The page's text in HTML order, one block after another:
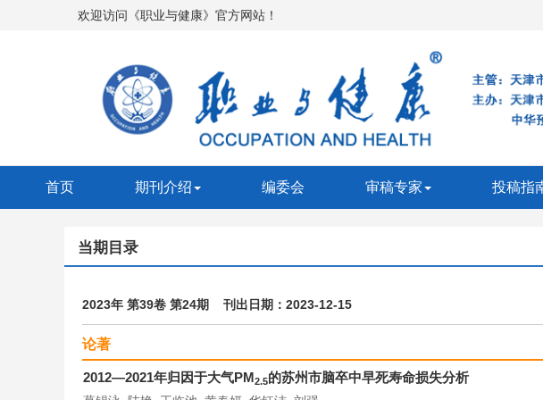
欢迎访问《职业与健康》官方网站！
首页 期刊介绍 编委会 审稿专家 投稿指
当期目录
2023年 第39卷 第24期 刊出日期：2023-12-15
论著
2012—2021年归因于大气PM2.5的苏州市脑卒中早死寿命损失分析